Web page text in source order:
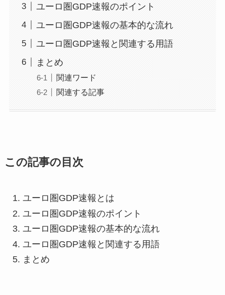
ユーロ圏GDP速報のポイント
ユーロ圏GDP速報の基本的な流れ
ユーロ圏GDP速報と関連する用語
まとめ
関連ワード
関連する記事
この記事の目次
ユーロ圏GDP速報とは
ユーロ圏GDP速報のポイント
ユーロ圏GDP速報の基本的な流れ
ユーロ圏GDP速報と関連する用語
まとめ